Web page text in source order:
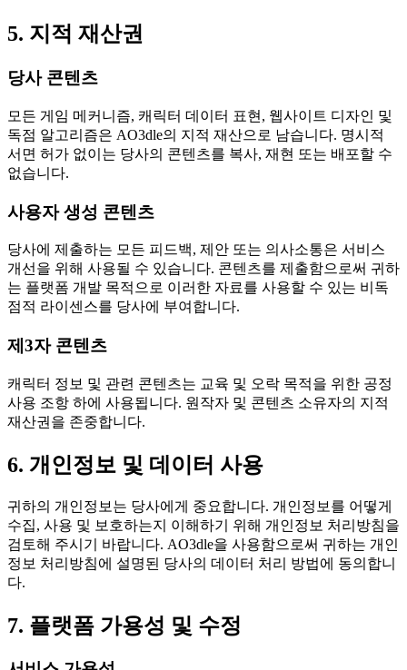
5. 지적 재산권
당사 콘텐츠
모든 게임 메커니즘, 캐릭터 데이터 표현, 웹사이트 디자인 및
독점 알고리즘은 AO3dle의 지적 재산으로 남습니다. 명시적
서면 허가 없이는 당사의 콘텐츠를 복사, 재현 또는 배포할 수
없습니다.
사용자 생성 콘텐츠
당사에 제출하는 모든 피드백, 제안 또는 의사소통은 서비스
개선을 위해 사용될 수 있습니다. 콘텐츠를 제출함으로써 귀하
는 플랫폼 개발 목적으로 이러한 자료를 사용할 수 있는 비독
점적 라이센스를 당사에 부여합니다.
제3자 콘텐츠
캐릭터 정보 및 관련 콘텐츠는 교육 및 오락 목적을 위한 공정
사용 조항 하에 사용됩니다. 원작자 및 콘텐츠 소유자의 지적
재산권을 존중합니다.
6. 개인정보 및 데이터 사용
귀하의 개인정보는 당사에게 중요합니다. 개인정보를 어떻게
수집, 사용 및 보호하는지 이해하기 위해 개인정보 처리방침을
검토해 주시기 바랍니다. AO3dle을 사용함으로써 귀하는 개인
정보 처리방침에 설명된 당사의 데이터 처리 방법에 동의합니
다.
7. 플랫폼 가용성 및 수정